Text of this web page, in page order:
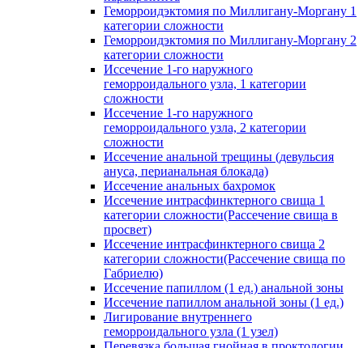
Геморроидэктомия по Миллигану-Моргану 1
категории сложности
Геморроидэктомия по Миллигану-Моргану 2
категории сложности
Иссечение 1-го наружного
геморроидального узла, 1 категории
сложности
Иссечение 1-го наружного
геморроидального узла, 2 категории
сложности
Иссечение анальной трещины (девульсия
ануса, перианальная блокада)
Иссечение анальных бахромок
Иссечение интрасфинктерного свища 1
категории сложности(Рассечение свища в
просвет)
Иссечение интрасфинктерного свища 2
категории сложности(Рассечение свища по
Габриелю)
Иссечение папиллом (1 ед.) анальной зоны
Иссечение папиллом анальной зоны (1 ед.)
Лигирование внутреннего
геморроидального узла (1 узел)